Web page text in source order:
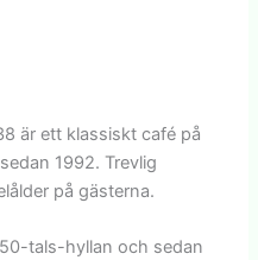
är ett klassiskt café på
1992. Trevlig
på gästerna.
tals-hyllan och sedan